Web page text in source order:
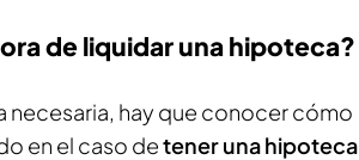
de liquidar una hipoteca?
necesaria, hay que conocer cómo
en el caso detener una hipoteca